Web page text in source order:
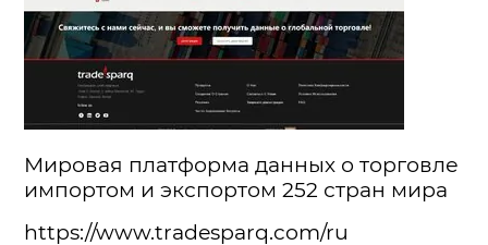
Мировая платформа данных о торговле
импортом и экспортом 252 стран мира
https://www.tradesparq.com/ru